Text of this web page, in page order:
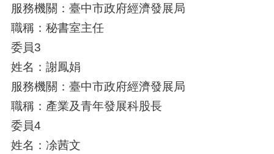
服務機關：臺中市政府經濟發展局
職稱：秘書室主任
委員3
姓名：謝鳳娟
服務機關：臺中市政府經濟發展局
職稱：產業及青年發展科股長
委員4
姓名：凃茜文